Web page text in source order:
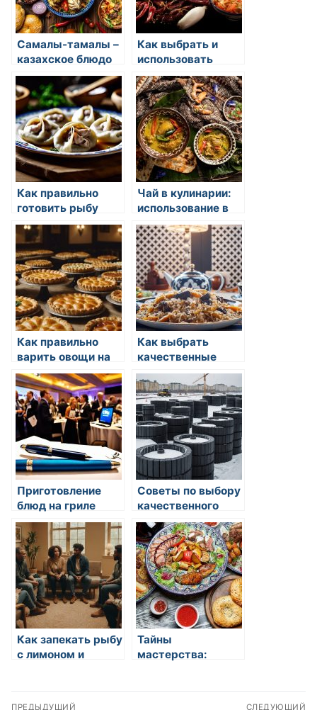
Самалы-тамалы –
казахское блюдо
из слоев теста,
мяса, лука и жира
Как выбрать и
использовать
персики в
десертах
Как правильно
готовить рыбу
Чай в кулинарии:
использование в
блюдах
Как правильно
варить овощи на
пару
Как выбрать
качественные
специи
Приготовление
блюд на гриле
Советы по выбору
качественного
мяса
Как запекать рыбу
с лимоном и
Тайны
мастерства:
Навигация
ПРЕДЫДУЩИЙ СЛЕДУЮЩИЙ